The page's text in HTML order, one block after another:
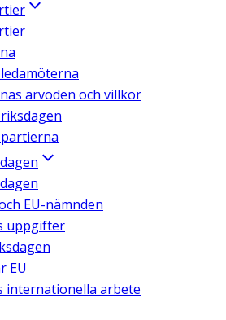
arvoden och villkor
EU-nämnden
uppgifter
EU
internationella arbete